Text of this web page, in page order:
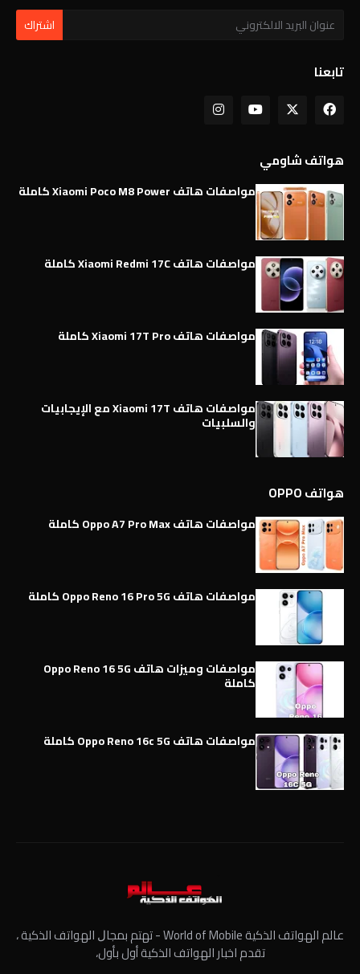
تابعنا
هواتف شاومي
مواصفات هاتف Xiaomi Poco M8 Power كاملة
مواصفات هاتف Xiaomi Redmi 17C كاملة
مواصفات هاتف Xiaomi 17T Pro كاملة
مواصفات هاتف Xiaomi 17T مع الإيجابيات
والسلبيات
هواتف OPPO
مواصفات هاتف Oppo A7 Pro Max كاملة
مواصفات هاتف Oppo Reno 16 Pro 5G كاملة
مواصفات وميزات هاتف Oppo Reno 16 5G
كاملة
مواصفات هاتف Oppo Reno 16c 5G كاملة
عالم الهواتف الذكية World of Mobile - ﺗﻬﺘﻢ ﺑﻤﺠﺎﻝ الهواتف الذكية ،
تقدم اخبار الهواتف الذكية أول بأول،